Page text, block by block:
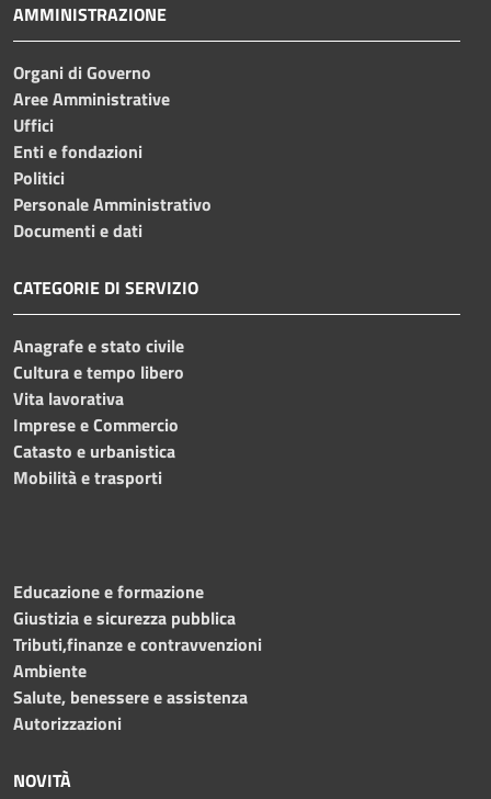
AMMINISTRAZIONE
Organi di Governo
Aree Amministrative
Uffici
Enti e fondazioni
Politici
Personale Amministrativo
Documenti e dati
CATEGORIE DI SERVIZIO
Anagrafe e stato civile
Cultura e tempo libero
Vita lavorativa
Imprese e Commercio
Catasto e urbanistica
Mobilità e trasporti
Educazione e formazione
Giustizia e sicurezza pubblica
Tributi,finanze e contravvenzioni
Ambiente
Salute, benessere e assistenza
Autorizzazioni
NOVITÀ